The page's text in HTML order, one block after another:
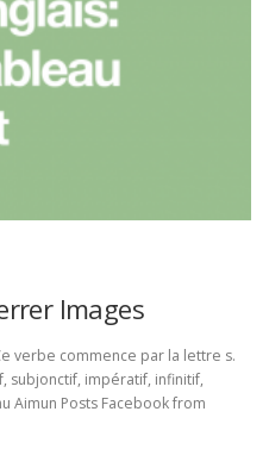
Images
verbe commence par la lettre s.
subjonctif, impératif, infinitif,
Aimun Posts Facebook from